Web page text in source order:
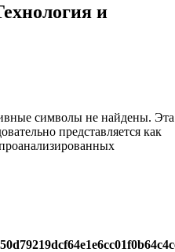
и
символы не найдены. Эта
представляется как